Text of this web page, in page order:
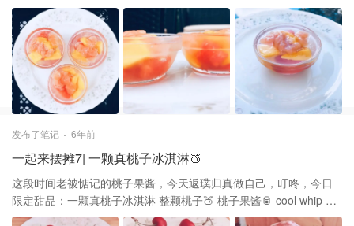
块，这次买的脆桃混合了点桃子果酱，依次铺层放入容器，准备一
个空碗倒入适量沸水，再倒入适量冰粉粉，加入一点点白糖，不停
搅拌直至全部溶解，倒入水果容器中放置冷却冷藏即可 由冰粉粉做
的水果冻晶莹剔透，舀一勺带着清新的果香不同滋味的水果，吃起
来冰爽香甜，嫩滑爽口
发布了笔记 6年前
一起来摆摊7| 一颗真桃子冰淇淋🍑
这段时间老被惦记的桃子果酱，今天返璞归真做自己，叮咚，今日
限定甜品：一颗真桃子冰淇淋 整颗桃子🍑 桃子果酱🥫 cool whip 奶
油 把桃子用盐水轻轻搓洗干净，切去桃子顶部放一旁备用，用勺子